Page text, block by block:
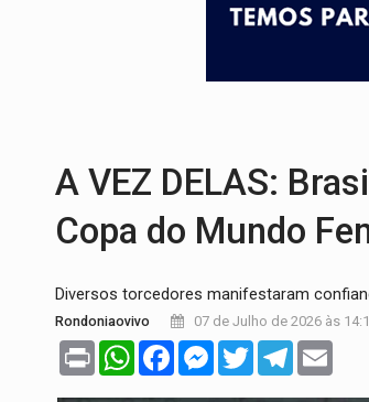
PREVISÃO:Interior de
A VEZ DELAS:
Copa do Mundo
Diversos torcedores manifestaram
Rondoniaovivo 07 de Julho de 2026 às
Print WhatsAppFacebookMessenger
TwitterTelegram